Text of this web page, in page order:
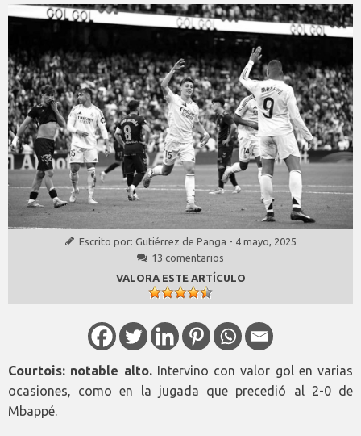
Escrito por: Gutiérrez de Panga - 4 mayo, 2025
13 comentarios
VALORA ESTE ARTÍCULO
Courtois: notable alto.
Intervino con valor gol en varias
ocasiones, como en la jugada que precedió al 2-0 de
Mbappé.